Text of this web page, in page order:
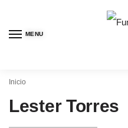
MENU
Inicio
Lester Torres